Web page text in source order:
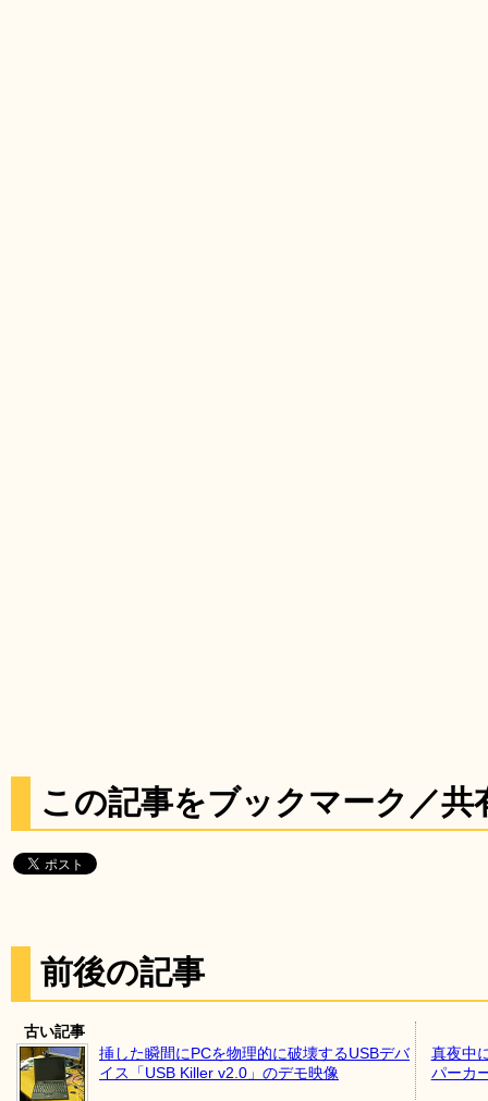
この記事をブックマーク／共
前後の記事
古い記事
挿した瞬間にPCを物理的に破壊するUSBデバ
イス「USB Killer v2.0」のデモ映像
真夜中
パーカ